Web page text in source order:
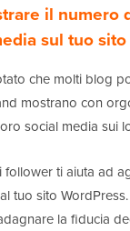
il numero
sul tuo
che molti blog
mostrano con
social media sui
ti aiuta ad
al tuo sito
la fiducia